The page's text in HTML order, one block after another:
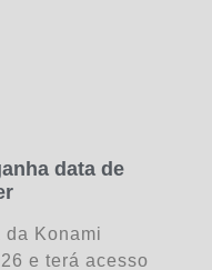
data de
Konami
e terá acesso